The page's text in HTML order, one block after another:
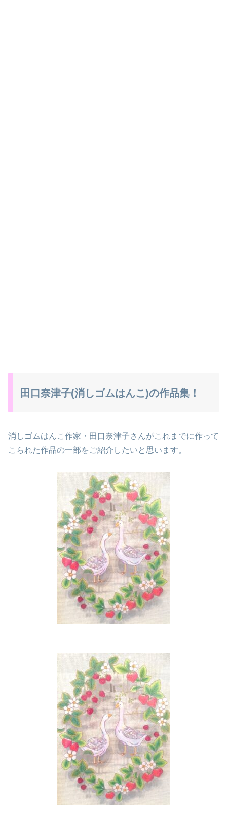
田口奈津子(消しゴムはんこ)の作品集！
消しゴムはんこ作家・田口奈津子さんがこれまでに作って
こられた作品の一部をご紹介したいと思います。